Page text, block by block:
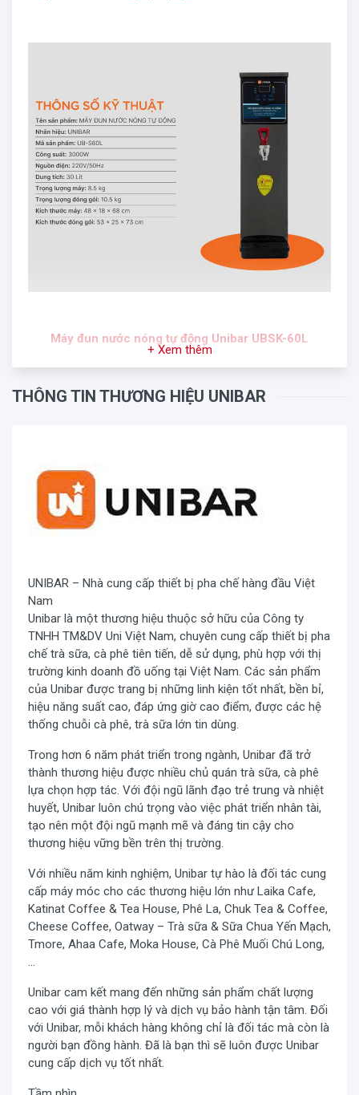
Máy đun nước nóng tự động Unibar UBSK-60L
+ Xem thêm
THÔNG TIN THƯƠNG HIỆU UNIBAR
UNIBAR – Nhà cung cấp thiết bị pha chế hàng đầu Việt
Nam
Unibar là một thương hiệu thuộc sở hữu của Công ty
TNHH TM&DV Uni Việt Nam, chuyên cung cấp thiết bị pha
chế trà sữa, cà phê tiên tiến, dễ sử dụng, phù hợp với thị
trường kinh doanh đồ uống tại Việt Nam. Các sản phẩm
của Unibar được trang bị những linh kiện tốt nhất, bền bỉ,
hiệu năng suất cao, đáp ứng giờ cao điểm, được các hệ
thống chuỗi cà phê, trà sữa lớn tin dùng.
Trong hơn 6 năm phát triển trong ngành, Unibar đã trở
thành thương hiệu được nhiều chủ quán trà sữa, cà phê
lựa chọn hợp tác. Với đội ngũ lãnh đạo trẻ trung và nhiệt
huyết, Unibar luôn chú trọng vào việc phát triển nhân tài,
tạo nên một đội ngũ mạnh mẽ và đáng tin cậy cho
thương hiệu vững bền trên thị trường.
Với nhiều năm kinh nghiệm, Unibar tự hào là đối tác cung
cấp máy móc cho các thương hiệu lớn như Laika Cafe,
Katinat Coffee & Tea House, Phê La, Chuk Tea & Coffee,
Cheese Coffee, Oatway – Trà sữa & Sữa Chua Yến Mạch,
Tmore, Ahaa Cafe, Moka House, Cà Phê Muối Chú Long,
…
Unibar cam kết mang đến những sản phẩm chất lượng
cao với giá thành hợp lý và dịch vụ bảo hành tận tâm. Đối
với Unibar, mỗi khách hàng không chỉ là đối tác mà còn là
người bạn đồng hành. Đã là bạn thì sẽ luôn được Unibar
cung cấp dịch vụ tốt nhất.